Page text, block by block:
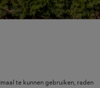
te kunnen gebruiken, raden